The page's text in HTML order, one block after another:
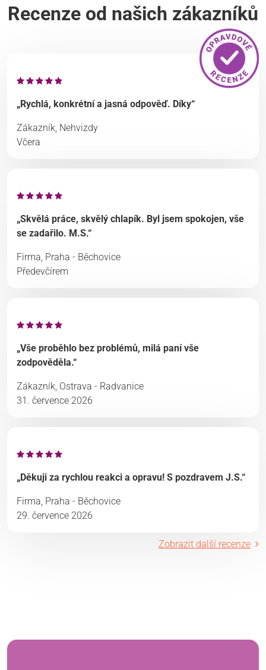
Recenze od našich zákazníků
„Rychlá, konkrétní a jasná odpověď. Díky“
Zákazník, Nehvizdy
Včera
„Skvělá práce, skvělý chlapík. Byl jsem spokojen, vše
se zadařilo. M.S.“
Firma, Praha - Běchovice
Předevčírem
„Vše proběhlo bez problémů, milá paní vše
zodpověděla.“
Zákazník, Ostrava - Radvanice
31. července 2026
„Děkuji za rychlou reakci a opravu! S pozdravem J.S.“
Firma, Praha - Běchovice
29. července 2026
Zobrazit další recenze